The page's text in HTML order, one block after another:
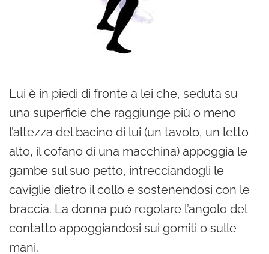
Lui è in piedi di fronte a lei che, seduta su
una superficie che raggiunge più o meno
l’altezza del bacino di lui (un tavolo, un letto
alto, il cofano di una macchina) appoggia le
gambe sul suo petto, intrecciandogli le
caviglie dietro il collo e sostenendosi con le
braccia. La donna può regolare l’angolo del
contatto appoggiandosi sui gomiti o sulle
mani.